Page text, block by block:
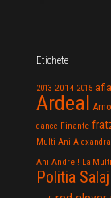
Etichete
2013 2014 2015
Ardeal
dance Finante
Multi Ani
Ani Andrei! La
Politia Salaj